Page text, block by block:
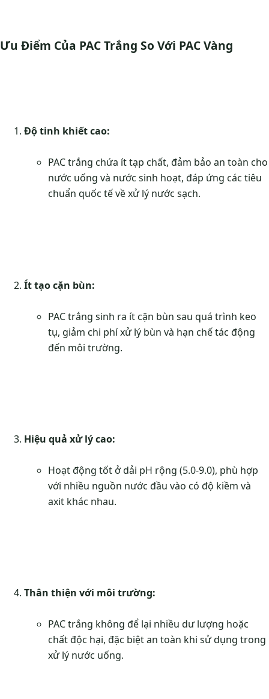
Ưu Điểm Của PAC Trắng So Với PAC Vàng
Độ tinh khiết cao:
PAC trắng chứa ít tạp chất, đảm bảo an toàn cho
nước uống và nước sinh hoạt, đáp ứng các tiêu
chuẩn quốc tế về xử lý nước sạch.
Ít tạo cặn bùn:
PAC trắng sinh ra ít cặn bùn sau quá trình keo
tụ, giảm chi phí xử lý bùn và hạn chế tác động
đến môi trường.
Hiệu quả xử lý cao:
Hoạt động tốt ở dải pH rộng (5.0-9.0), phù hợp
với nhiều nguồn nước đầu vào có độ kiềm và
axit khác nhau.
Thân thiện với môi trường:
PAC trắng không để lại nhiều dư lượng hoặc
chất độc hại, đặc biệt an toàn khi sử dụng trong
xử lý nước uống.